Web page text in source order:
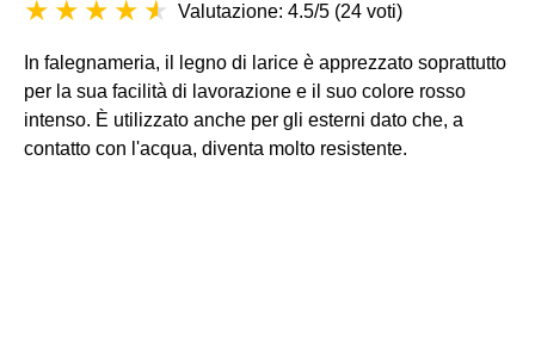
Valutazione: 4.5/5 (24 voti)
In falegnameria, il legno di larice è apprezzato soprattutto
per la sua facilità di lavorazione e il suo colore rosso
intenso. È utilizzato anche per gli esterni dato che, a
contatto con l'acqua, diventa molto resistente.